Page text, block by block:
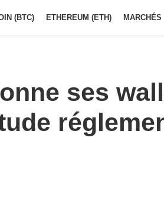
(BTC) ETHEREUM (ETH) MARCHÉS
ses